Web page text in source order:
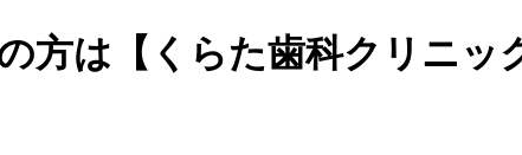
方は【くらた歯科クリニッ